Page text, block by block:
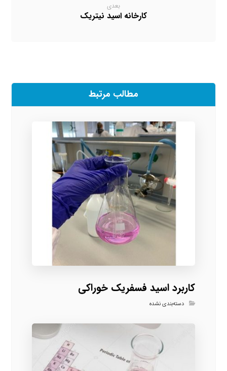
بعدی
کارخانه اسید نیتریک
مطالب مرتبط
کاربرد اسید فسفریک خوراکی
دسته‌بندی نشده